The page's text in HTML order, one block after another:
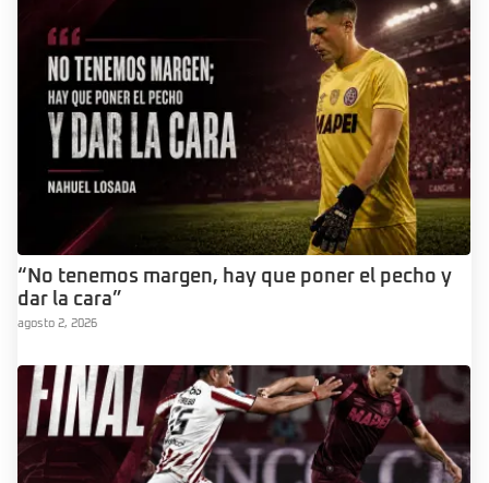
“No tenemos margen, hay que poner el pecho y
dar la cara”
agosto 2, 2026